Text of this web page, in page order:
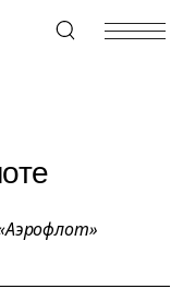
+7 (495) 967-80-80